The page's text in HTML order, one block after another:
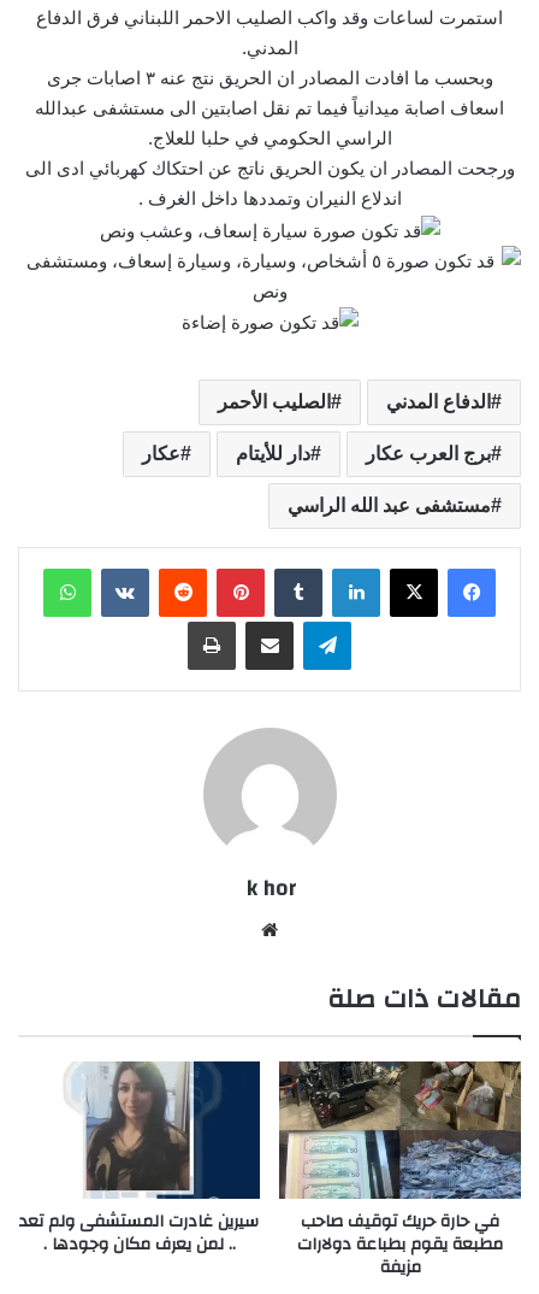
استمرت لساعات وقد واكب الصليب الاحمر اللبناني فرق الدفاع
المدني.
وبحسب ما افادت المصادر ان الحريق نتج عنه ٣ اصابات جرى
اسعاف اصابة ميدانياً فيما تم نقل اصابتين الى مستشفى عبدالله
الراسي الحكومي في حلبا للعلاج.
ورجحت المصادر ان يكون الحريق ناتج عن احتكاك كهربائي ادى الى
اندلاع النيران وتمددها داخل الغرف .
الدفاع المدني الصليب الأحمر
برج العرب عكار دار للأيتام عكار
مستشفى عبد الله الراسي
لينكدإن بينتيريست
تيلقرام مشاركة عبر البريد طباعة
k hor
مقالات ذات صلة
في حارة حريك توقيف صاحب
مطبعة يقوم بطباعة دولارات
مزيفة
سيرين غادرت المستشفى ولم تعد
.. لمن يعرف مكان وجودها .